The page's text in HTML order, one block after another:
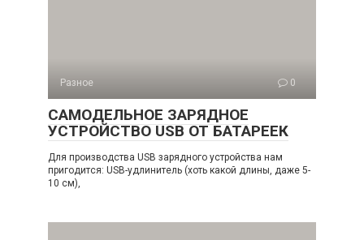
Разное 0
САМОДЕЛЬНОЕ ЗАРЯДНОЕ
УСТРОЙСТВО USB ОТ БАТАРЕЕК
Для производства USB зарядного устройства нам
пригодится: USB-удлинитель (хоть какой длины, даже 5-
10 см),